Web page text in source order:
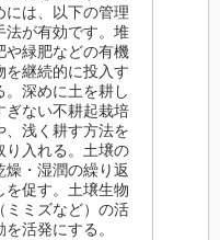
には、以下の管理
法が有効です。堆
や緑肥などの有機
を継続的に投入す
。深めに土を耕し
ぎない不耕起栽培
、浅く耕す方法を
り入れる。土壌の
燥・湿潤の繰り返
を促す。土壌生物
（ミミズなど）の活
を活発にする。